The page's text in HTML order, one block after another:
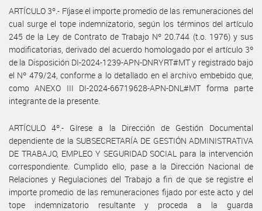
ARTÍCULO 3º.- Fíjase el importe promedio de las remuneraciones del
cual surge el tope indemnizatorio, según los términos del artículo
245 de la Ley de Contrato de Trabajo Nº 20.744 (t.o. 1976) y sus
modificatorias, derivado del acuerdo homologado por el artículo 3º
de la Disposición DI-2024-1239-APN-DNRYRT#MT y registrado bajo
el Nº 479/24, conforme a lo detallado en el archivo embebido que,
como ANEXO III DI-2024-66719628-APN-DNL#MT forma parte
integrante de la presente.
ARTÍCULO 4º.- Gírese a la Dirección de Gestión Documental
dependiente de la SUBSECRETARÍA DE GESTIÓN ADMINISTRATIVA
DE TRABAJO, EMPLEO Y SEGURIDAD SOCIAL para la intervención
correspondiente. Cumplido ello, pase a la Dirección Nacional de
Relaciones y Regulaciones del Trabajo a fin de que se registre el
importe promedio de las remuneraciones fijado por este acto y del
tope indemnizatorio resultante y proceda a la guarda